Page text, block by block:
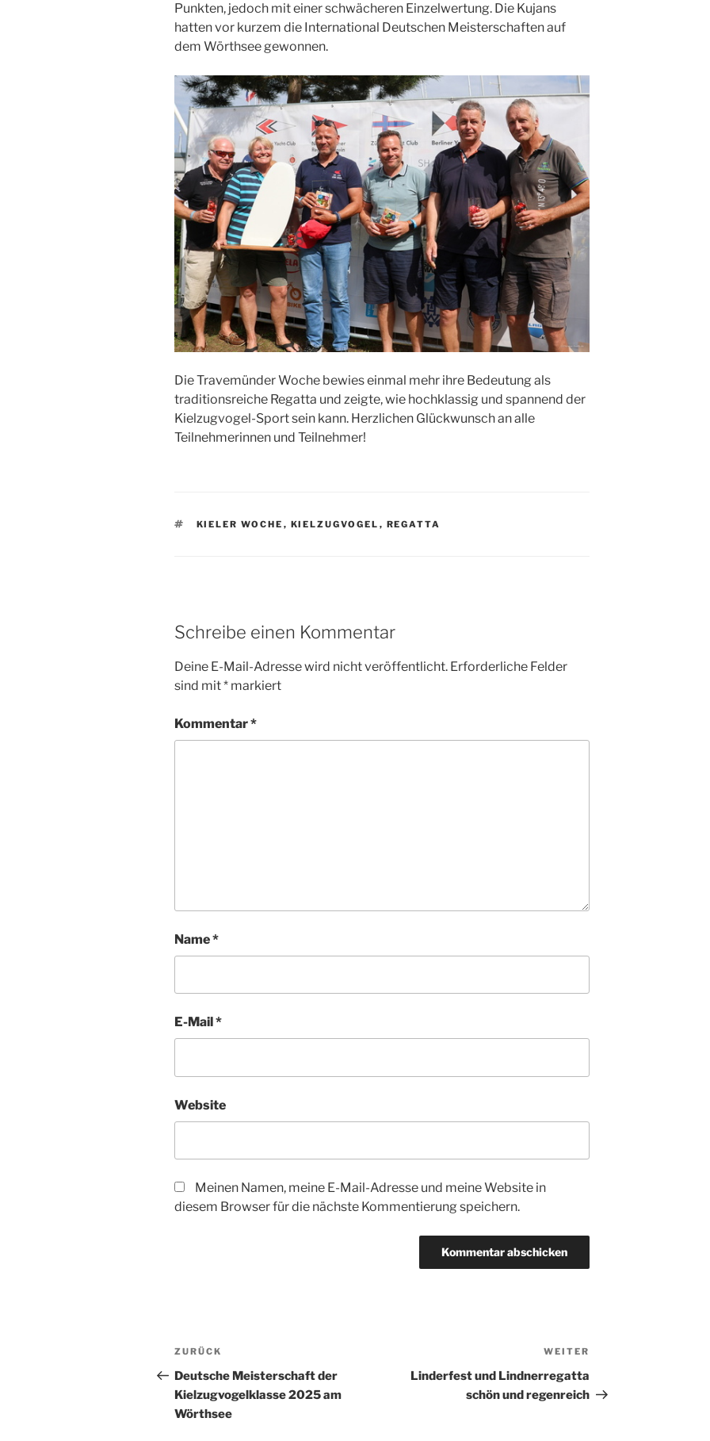
Punkten, jedoch mit einer schwächeren Einzelwertung. Die Kujans
hatten vor kurzem die International Deutschen Meisterschaften auf
dem Wörthsee gewonnen.
Die Travemünder Woche bewies einmal mehr ihre Bedeutung als
traditionsreiche Regatta und zeigte, wie hochklassig und spannend der
Kielzugvogel-Sport sein kann. Herzlichen Glückwunsch an alle
Teilnehmerinnen und Teilnehmer!
SCHLAGWÖRTER
KIELER WOCHE , KIELZUGVOGEL , REGATTA
Schreibe einen Kommentar
Deine E-Mail-Adresse wird nicht veröffentlicht. Erforderliche Felder
sind mit* markiert
Kommentar*
Name*
E-Mail *
Website
Meinen Namen, meine E-Mail-Adresse und meine Website in
diesem Browser für die nächste Kommentierung speichern.
Beitrags-
Navigation
Vorheriger
Beitrag
ZURÜCK
Deutsche Meisterschaft der
Kielzugvogelklasse 2025 am
Wörthsee
WEITER
Linderfest und Lindnerregatta
schön und regenreich